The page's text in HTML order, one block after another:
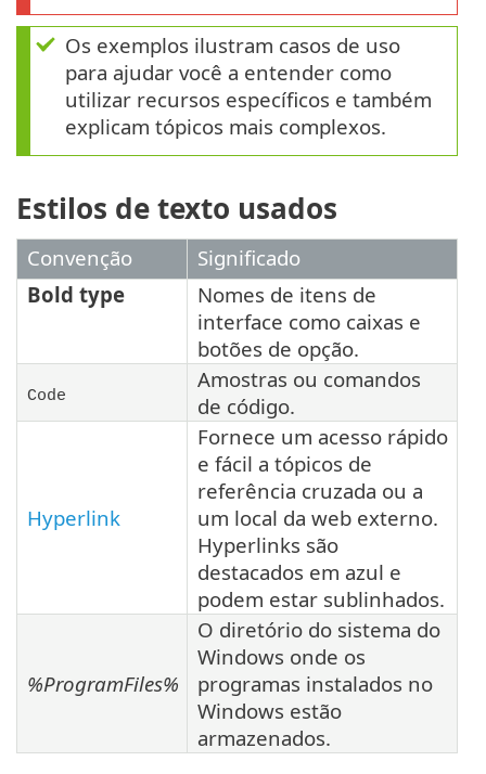
Os exemplos ilustram casos de uso
para ajudar você a entender como
utilizar recursos específicos e também
explicam tópicos mais complexos.
Estilos de texto usados
Convenção
Significado
Bold type
Nomes de itens de
interface como caixas e
botões de opção.
Code
Amostras ou comandos
de código.
Hyperlink
Fornece um acesso rápido
e fácil a tópicos de
referência cruzada ou a
um local da web externo.
Hyperlinks são
destacados em azul e
podem estar sublinhados.
%ProgramFiles%
O diretório do sistema do
Windows onde os
programas instalados no
Windows estão
armazenados.